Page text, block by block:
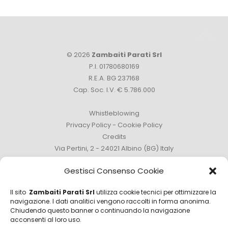
Gestisci Consenso Cookie
Il sito Zambaiti Parati Srl utilizza cookie tecnici per ottimizzare la
navigazione. I dati analitici vengono raccolti in forma anonima.
Chiudendo questo banner o continuando la navigazione
acconsenti al loro uso.
© 2026 Zambaiti Parati Srl
P.I. 01780680169
R.E.A. BG 237168
Cap. Soc. I.V. € 5.786.000
Whistleblowing
Privacy Policy- Cookie Policy
Credits
Via Pertini, 2 - 24021 Albino (BG) Italy